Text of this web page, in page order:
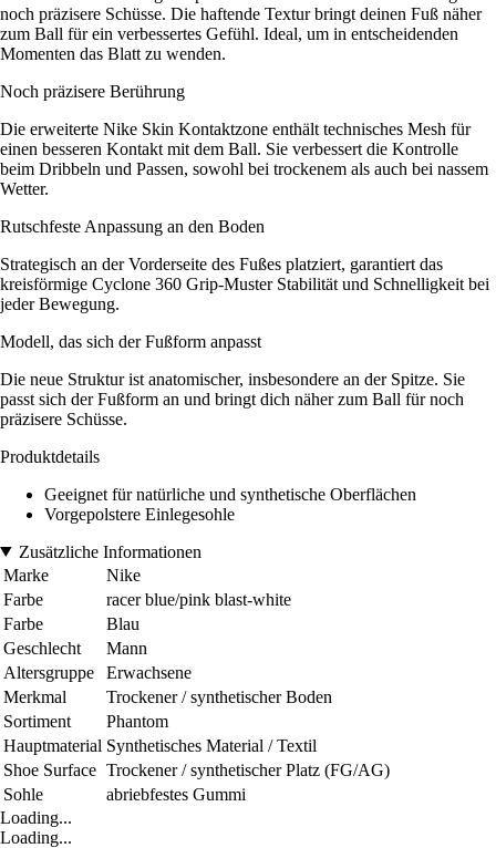
noch präzisere Schüsse. Die haftende Textur bringt deinen Fuß näher
zum Ball für ein verbessertes Gefühl. Ideal, um in entscheidenden
Momenten das Blatt zu wenden.
Noch präzisere Berührung
Die erweiterte Nike Skin Kontaktzone enthält technisches Mesh für
einen besseren Kontakt mit dem Ball. Sie verbessert die Kontrolle
beim Dribbeln und Passen, sowohl bei trockenem als auch bei nassem
Wetter.
Rutschfeste Anpassung an den Boden
Strategisch an der Vorderseite des Fußes platziert, garantiert das
kreisförmige Cyclone 360 Grip-Muster Stabilität und Schnelligkeit bei
jeder Bewegung.
Modell, das sich der Fußform anpasst
Die neue Struktur ist anatomischer, insbesondere an der Spitze. Sie
passt sich der Fußform an und bringt dich näher zum Ball für noch
präzisere Schüsse.
Produktdetails
Geeignet für natürliche und synthetische Oberflächen
Vorgepolstere Einlegesohle
Zusätzliche Informationen
Marke
Nike
Farbe
racer blue/pink blast-white
Farbe
Blau
Geschlecht
Mann
Altersgruppe
Erwachsene
Merkmal
Trockener / synthetischer Boden
Sortiment
Phantom
Hauptmaterial Synthetisches Material / Textil
Shoe Surface Trockener / synthetischer Platz (FG/AG)
Sohle
abriebfestes Gummi
Loading...
Loading...